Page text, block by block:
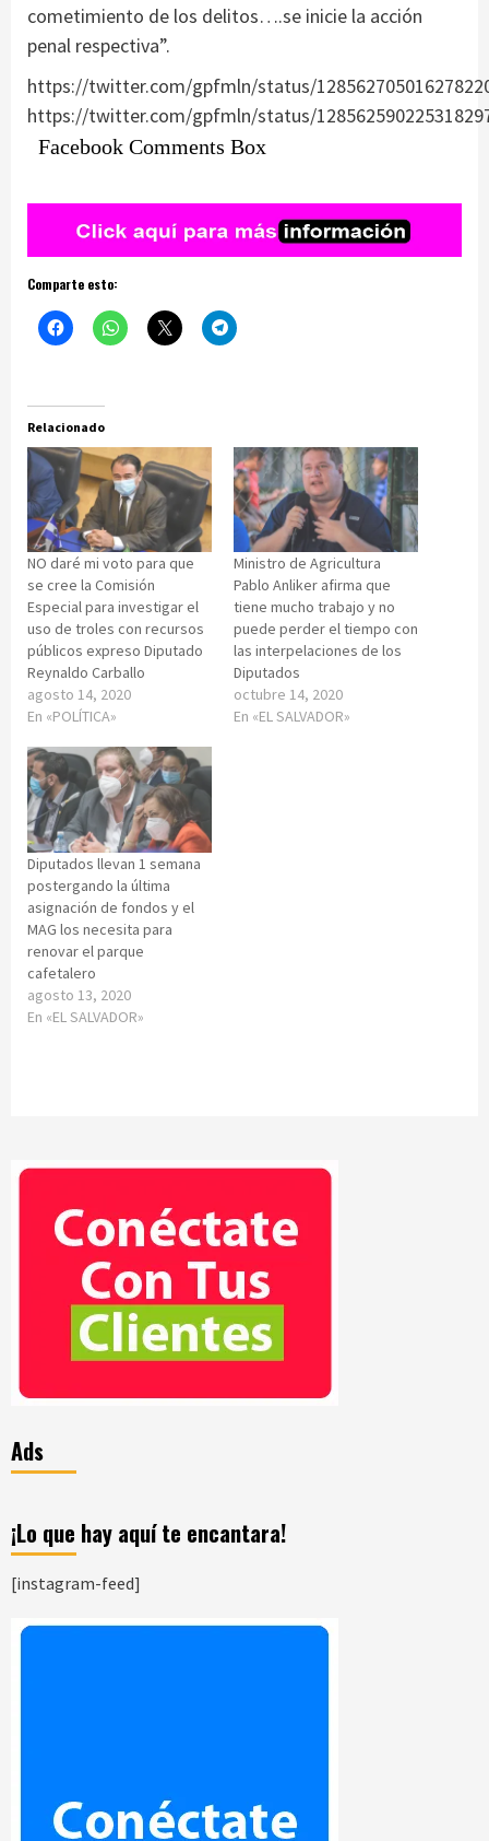
cometimiento de los delitos….se inicie la acción
penal respectiva”.
https://twitter.com/gpfmln/status/
https://twitter.com/gpfmln/status/
Facebook Comments Box
Comparte esto:
Relacionado
NO daré mi voto para que
se cree la Comisión
Especial para investigar el
uso de troles con recursos
públicos expreso Diputado
Reynaldo Carballo
agosto 14, 2020
En «POLÍTICA»
Ministro de Agricultura
Pablo Anliker afirma que
tiene mucho trabajo y no
puede perder el tiempo con
las interpelaciones de los
Diputados
octubre 14, 2020
En «EL SALVADOR»
Diputados llevan 1 semana
postergando la última
asignación de fondos y el
MAG los necesita para
renovar el parque
cafetalero
agosto 13, 2020
En «EL SALVADOR»
Ads
¡Lo que hay aquí te encantara!
[instagram-feed]